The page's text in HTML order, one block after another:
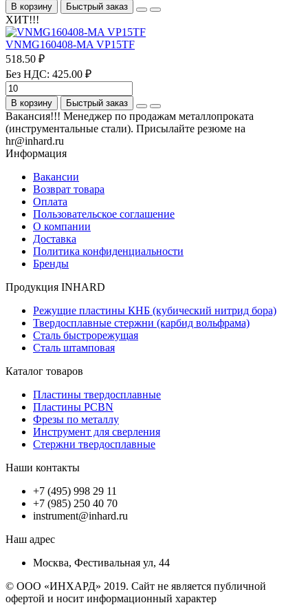
В корзину Быстрый заказ
ХИТ!!!
VNMG160408-MA VP15TF
518.50 ₽
Без НДС: 425.00 ₽
В корзину Быстрый заказ
Вакансия!!! Менеджер по продажам металлопроката
(инструментальные стали). Присылайте резюме на
hr@inhard.ru
Информация
Вакансии
Возврат товара
Оплата
Пользовательское соглашение
О компании
Доставка
Политика конфиденциальности
Бренды
Продукция INHARD
Режущие пластины КНБ (кубический нитрид бора)
Твердосплавные стержни (карбид вольфрама)
Сталь быстрорежущая
Сталь штамповая
Каталог товаров
Пластины твердосплавные
Пластины PCBN
Фрезы по металлу
Инструмент для сверления
Стержни твердосплавные
Наши контакты
+7 (495) 998 29 11
+7 (985) 250 40 70
instrument@inhard.ru
Наш адрес
Москва, Фестивальная ул, 44
© ООО «ИНХАРД» 2019. Сайт не является публичной
офертой и носит информационный характер